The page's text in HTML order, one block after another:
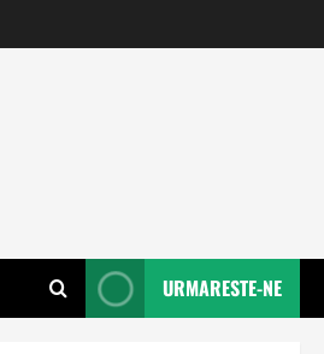
URMARESTE-NE